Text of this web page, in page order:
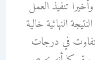
تنفيذ العمل
النهائية خالية
في درجات